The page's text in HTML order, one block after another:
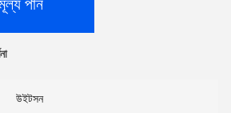
পান
উইটসন